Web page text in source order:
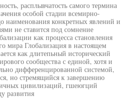
расплывчатость самого термина
особой стадии всемирно-
наименования конкретных явлений и
не ставится под сомнение
как процесса становления
мира Глобализация в настоящем
как длитепьный исторический
сообщества с единой, хотя и
дифференцированной системой,
но стремящийся к завершению
цивилизаций, гшеюгций
развития